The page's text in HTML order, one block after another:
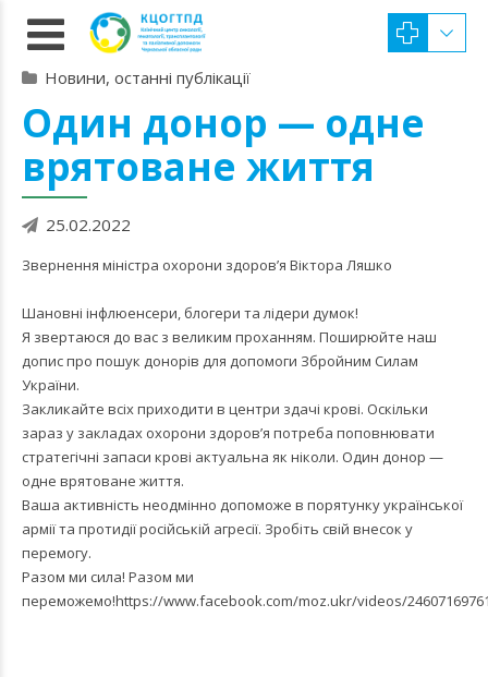
Новини, останні публікації
Один донор — одне
врятоване життя
25.02.2022
Звернення міністра охорони здоров’я Віктора Ляшко
Шановні інфлюенсери, блогери та лідери думок!
Я звертаюся до вас з великим проханням. Поширюйте наш
допис про пошук донорів для допомоги Збройним Силам
України.
Закликайте всіх приходити в центри здачі крові. Оскільки
зараз у закладах охорони здоров’я потреба поповнювати
стратегічні запаси крові актуальна як ніколи. Один донор —
одне врятоване життя.
Ваша активність неодмінно допоможе в порятунку української
армії та протидії російській агресії. Зробіть свій внесок у
перемогу.
Разом ми сила! Разом ми
переможемо!https://www.facebook.com/moz.ukr/videos/